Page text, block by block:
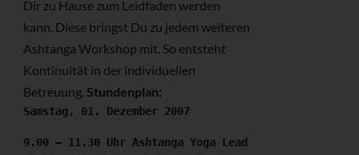
Dir zu Hause zum Leidfaden werden
kann. Diese bringst Du zu jedem weiteren
Ashtanga Workshop mit. So entsteht
Kontinuität in der individuellen
Betreuung. Stundenplan:
Samstag, 01. Dezember 2007
9.00 – 11.30 Uhr Ashtanga Yoga Lead Class